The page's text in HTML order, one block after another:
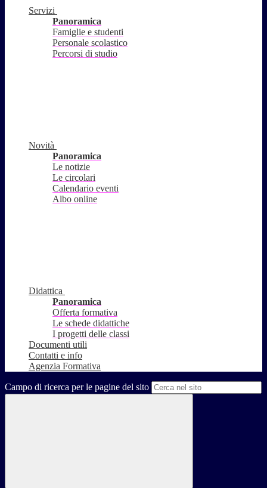
Servizi
Panoramica
Famiglie e studenti
Personale scolastico
Percorsi di studio
Novità
Panoramica
Le notizie
Le circolari
Calendario eventi
Albo online
Didattica
Panoramica
Offerta formativa
Le schede didattiche
I progetti delle classi
Documenti utili
Contatti e info
Agenzia Formativa
Campo di ricerca per le pagine del sito